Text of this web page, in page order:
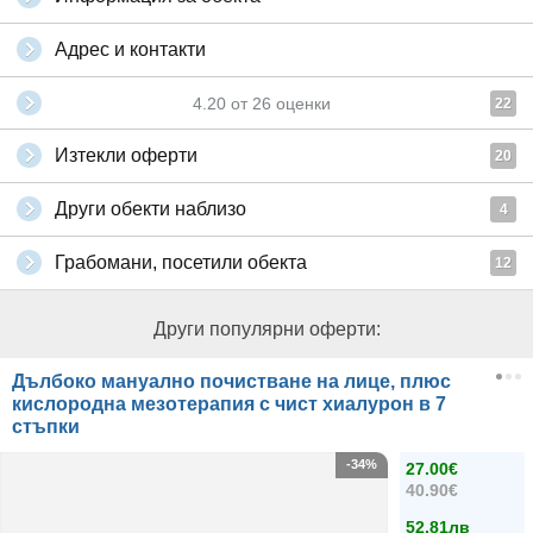
Адрес и контакти
4.20 от 26 оценки 22
Изтекли оферти 20
Други обекти наблизо 4
Грабомани, посетили обекта 12
Други популярни оферти:
Дълбоко мануално почистване на лице, плюс
кислородна мезотерапия с чист хиалурон в 7
стъпки
27.00€
40.90€
52.81лв
-34%